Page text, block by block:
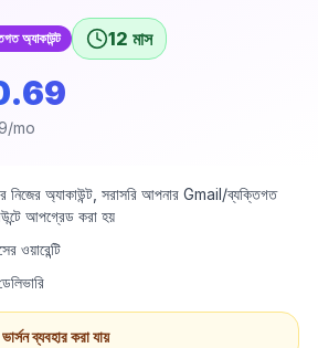
অ্যাকাউন্ট 12 মাস
mo
নিজের অ্যাকাউন্ট, সরাসরি আপনার Gmail/ব্যক্তিগত
আপগ্রেড করা হয়
ওয়ারেন্টি
ব্যবহার করা যায়